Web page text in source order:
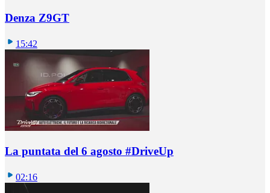
Denza Z9GT
15:42
La puntata del 6 agosto #DriveUp
02:16